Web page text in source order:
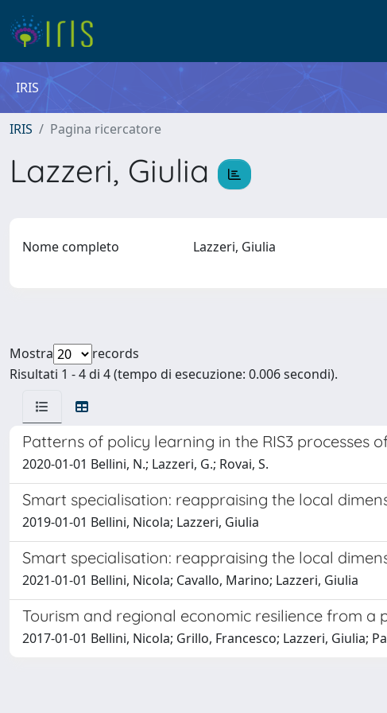
IRIS
IRIS Pagina ricercatore
Lazzeri, Giulia
Nome completo Lazzeri, Giulia
Mostra
records
Risultati 1 - 4 di 4 (tempo di esecuzione: 0.006 secondi).
Patterns of policy learning in the RIS3 processes
2020-01-01 Bellini, N.; Lazzeri, G.; Rovai, S.
Smart specialisation: reappraising the local
2019-01-01 Bellini, Nicola; Lazzeri, Giulia
Smart specialisation: reappraising the local
2021-01-01 Bellini, Nicola; Cavallo, Marino; Lazzeri, Giulia
Tourism and regional economic resilience from a
2017-01-01 Bellini, Nicola; Grillo, Francesco; Lazzeri, Giulia;